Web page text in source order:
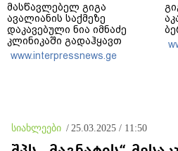
მასწავლებელ გიგა
ავალიანის საქმეზე
დაკავებული ნია იმნაძე
კლინიკაში გადაჰყავთ
www.interpressnews.ge
სიახლეები / 25.03.2025 / 11:50